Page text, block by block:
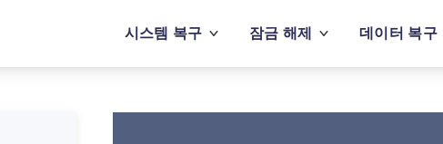
시스템 복구 잠금 해제 데이터 복구